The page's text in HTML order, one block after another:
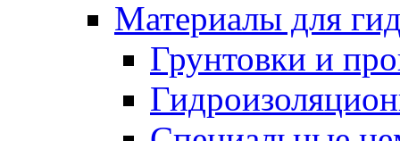
Материалы для
Грунтовки и